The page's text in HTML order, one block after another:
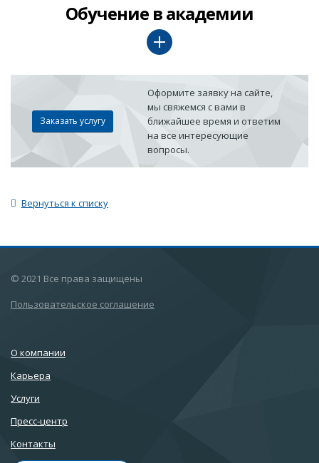
Обучение в академии
Заказать услугу
Оформите заявку на сайте,
мы свяжемся с вами в
ближайшее время и ответим
на все интересующие
вопросы.
Вернуться к списку
© 2021 Все права защищены
Пользовательское соглашение
О компании
Карьера
Услуги
Пресс-центр
Контакты